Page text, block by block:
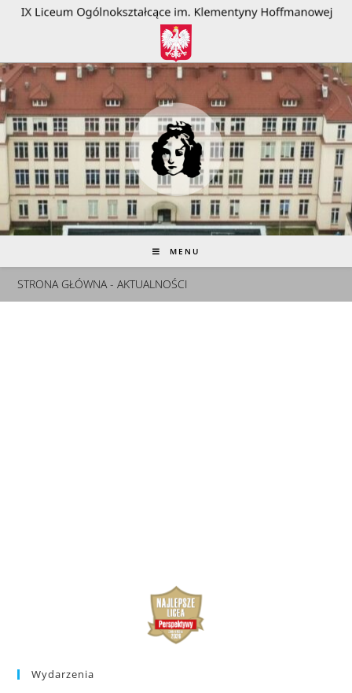
treści
MENU
STRONA GŁÓWNA - AKTUALNOŚCI
Wydarzenia